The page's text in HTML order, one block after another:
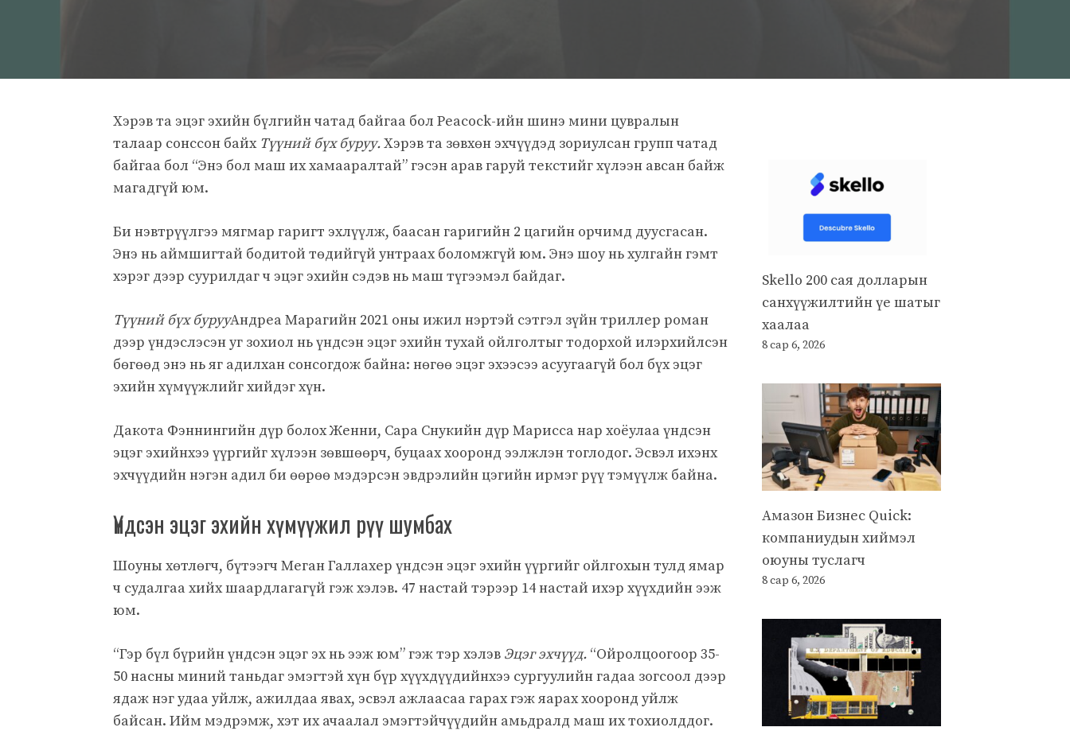
Хэрэв та эцэг эхийн бүлгийн чатад байгаа бол Peacock-ийн шинэ мини цувралын
талаар сонссон байх Түүний бүх буруу.Хэрэв та зөвхөн эхчүүдэд зориулсан групп чатад
байгаа бол “Энэ бол маш их хамааралтай” гэсэн арав гаруй текстийг хүлээн авсан байж
магадгүй юм.
Би нэвтрүүлгээ мягмар гаригт эхлүүлж, баасан гаригийн 2 цагийн орчимд дуусгасан.
Энэ нь аймшигтай бодитой төдийгүй унтраах боломжгүй юм. Энэ шоу нь хулгайн гэмт
хэрэг дээр суурилдаг ч эцэг эхийн сэдэв нь маш түгээмэл байдаг.
Түүний бүх бурууАндреа Марагийн 2021 оны ижил нэртэй сэтгэл зүйн триллер роман
дээр үндэслэсэн уг зохиол нь үндсэн эцэг эхийн тухай ойлголтыг тодорхой илэрхийлсэн
бөгөөд энэ нь яг адилхан сонсогдож байна: нөгөө эцэг эхээсээ асуугаагүй бол бүх эцэг
эхийн хүмүүжлийг хийдэг хүн.
Дакота Фэннингийн дүр болох Женни, Сара Снукийн дүр Марисса нар хоёулаа үндсэн
эцэг эхийнхээ үүргийг хүлээн зөвшөөрч, буцаах хооронд ээлжлэн тоглодог. Эсвэл ихэнх
эхчүүдийн нэгэн адил би өөрөө мэдэрсэн эвдрэлийн цэгийн ирмэг рүү тэмүүлж байна.
Үндсэн эцэг эхийн хүмүүжил рүү шумбах
Шоуны хөтлөгч, бүтээгч Меган Галлахер үндсэн эцэг эхийн үүргийг ойлгохын тулд ямар
ч судалгаа хийх шаардлагагүй гэж хэлэв. 47 настай тэрээр 14 настай ихэр хүүхдийн ээж
юм.
“Гэр бүл бүрийн үндсэн эцэг эх нь ээж юм” гэж тэр хэлэв Эцэг эхчүүд. “Ойролцоогоор 35-
50 насны миний таньдаг эмэгтэй хүн бүр хүүхдүүдийнхээ сургуулийн гадаа зогсоол дээр
ядаж нэг удаа уйлж, ажилдаа явах, эсвэл ажлаасаа гарах гэж яарах хооронд уйлж
байсан. Ийм мэдрэмж, хэт их ачаалал эмэгтэйчүүдийн амьдралд маш их тохиолддог.
Skello 200 сая долларын
санхүүжилтийн үе шатыг
хаалаа
8 сар 6, 2026
Амазон Бизнес Quick:
компаниудын хиймэл
оюуны туслагч
8 сар 6, 2026